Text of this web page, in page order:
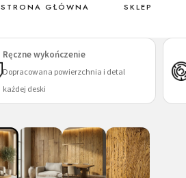
STRONA GŁÓWNA SKLEP
Ręczne wykończenie
Dopracowana powierzchnia i detal
każdej deski